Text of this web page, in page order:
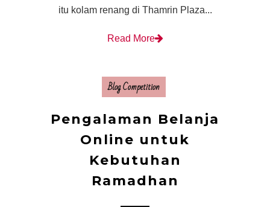
itu kolam renang di Thamrin Plaza...
Read More
Blog Competition
Pengalaman Belanja
Online untuk
Kebutuhan
Ramadhan